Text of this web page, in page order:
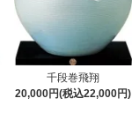
千段巻飛翔
20,000円(税込22,000円)